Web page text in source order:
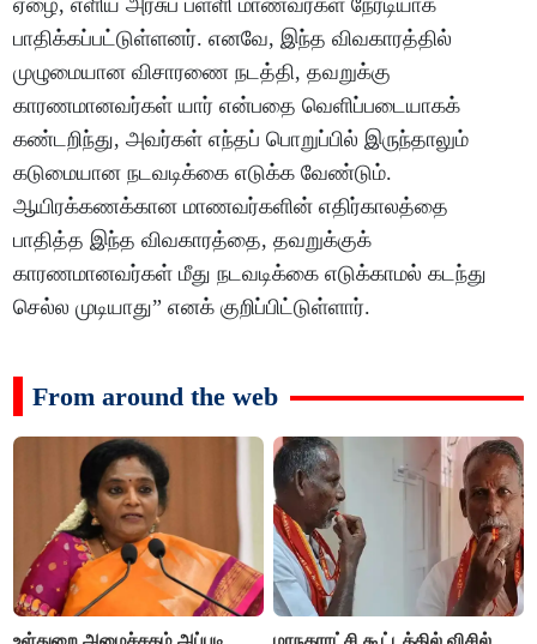
பாதிக்கப்பட்டுள்ளனர். எனவே, இந்த விவகாரத்தில்
முழுமையான விசாரணை நடத்தி, தவறுக்கு
காரணமானவர்கள் யார் என்பதை வெளிப்படையாகக்
கண்டறிந்து, அவர்கள் எந்தப் பொறுப்பில் இருந்தாலும்
கடுமையான நடவடிக்கை எடுக்க வேண்டும்.
ஆயிரக்கணக்கான மாணவர்களின் எதிர்காலத்தை
பாதித்த இந்த விவகாரத்தை, தவறுக்குக்
காரணமானவர்கள் மீது நடவடிக்கை எடுக்காமல் கடந்து
செல்ல முடியாது” எனக் குறிப்பிட்டுள்ளார்.
From around the web